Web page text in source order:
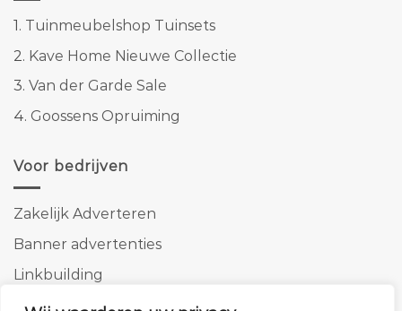
1. Tuinmeubelshop Tuinsets
2. Kave Home Nieuwe Collectie
3. Van der Garde Sale
4. Goossens Opruiming
Voor bedrijven
Zakelijk Adverteren
Banner advertenties
Linkbuilding
SEO copywriting